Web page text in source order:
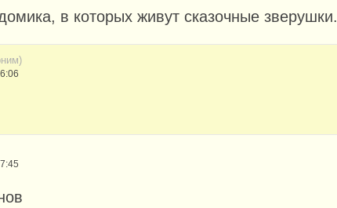
в которых живут сказочные зверушки.